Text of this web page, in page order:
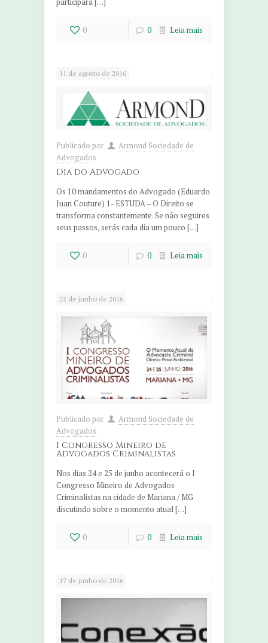
0 0 Leia mais
11 de agosto de 2016
Publicado por
Armond Sociedade de
Advogados
Dia do Advogado
Os 10 mandamentos do Advogado (Eduardo
Juan Couture) 1- ESTUDA – O Direito se
transforma constantemente. Se não seguires
seus passos, serás cada dia um pouco […]
0 0 Leia mais
22 de junho de 2016
Publicado por
Armond Sociedade de
Advogados
I Congresso Mineiro de
Advogados Criminalistas
Nos dias 24 e 25 de junho acontecerá o I
Congresso Mineiro de Advogados
Criminalistas na cidade de Mariana / MG
discutindo sobre o momento atual […]
0 0 Leia mais
17 de junho de 2016